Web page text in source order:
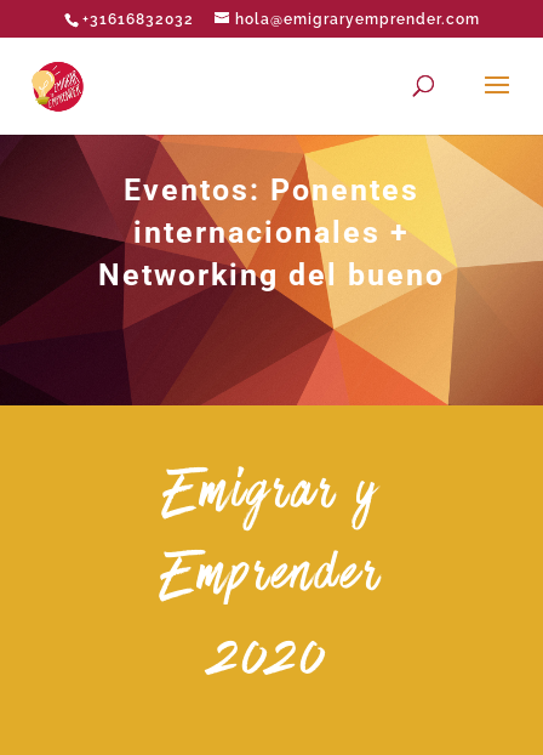
+31616832032 hola@emigraryemprender.com
Eventos: Ponentes
internacionales +
Networking del bueno
Emigrar y
Emprender
2020